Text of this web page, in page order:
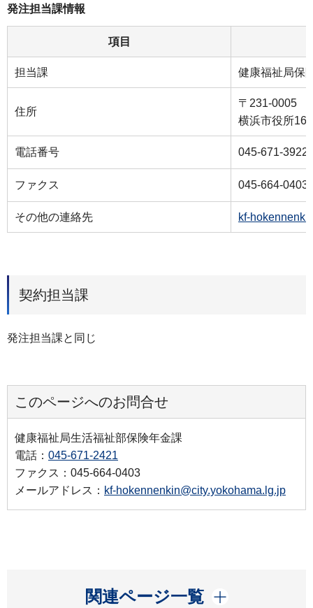
発注担当課情報
項目
担当課 健康福祉局保
住所
〒231-0005
横浜市役所16
電話番号 045-671-3922
ファクス 045-664-0403
その他の連絡先 kf-
契約担当課
発注担当課と同じ
このページへのお問合せ
健康福祉局生活福祉部保険年金課
電話： 045-671-2421
ファクス：045-664-0403
メールアドレス： kf-hokennenkin@city.yokohama.lg.jp
関連ページ一覧
開く